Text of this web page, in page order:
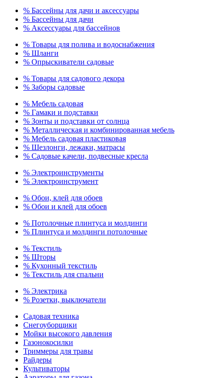
% Бассейны для дачи и аксессуары
% Бассейны для дачи
% Аксессуары для бассейнов
% Товары для полива и водоснабжения
% Шланги
% Опрыскиватели садовые
% Товары для садового декора
% Заборы садовые
% Мебель садовая
% Гамаки и подставки
% Зонты и подставки от солнца
% Металлическая и комбинированная мебель
% Мебель садовая пластиковая
% Шезлонги, лежаки, матрасы
% Садовые качели, подвесные кресла
% Электроинструменты
% Электроинструмент
% Обои, клей для обоев
% Обои и клей для обоев
% Потолочные плинтуса и молдинги
% Плинтуса и молдинги потолочные
% Текстиль
% Шторы
% Кухонный текстиль
% Текстиль для спальни
% Электрика
% Розетки, выключатели
Садовая техника
Снегоуборщики
Мойки высокого давления
Газонокосилки
Триммеры для травы
Райдеры
Культиваторы